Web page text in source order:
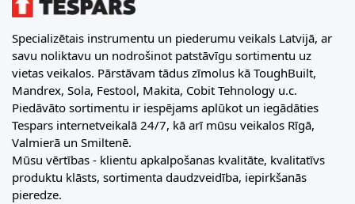
Specializētais instrumentu un piederumu veikals Latvijā, ar
savu noliktavu un nodrošinot patstāvīgu sortimentu uz
vietas veikalos. Pārstāvam tādus zīmolus kā ToughBuilt,
Mandrex, Sola, Festool, Makita, Cobit Tehnology u.c.
Piedāvāto sortimentu ir iespējams aplūkot un iegādāties
Tespars internetveikalā 24/7, kā arī mūsu veikalos Rīgā,
Valmierā un Smiltenē.
Mūsu vērtības - klientu apkalpošanas kvalitāte, kvalitatīvs
produktu klāsts, sortimenta daudzveidība, iepirkšanās
pieredze.